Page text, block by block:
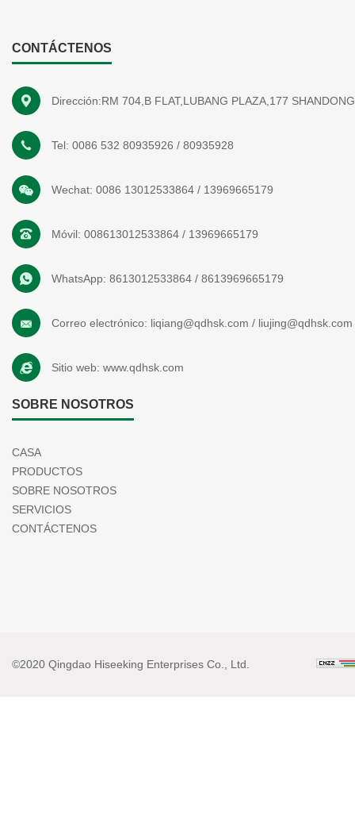
CONTÁCTENOS
Dirección:RM 704,B FLAT,LUBANG PLAZA,177
Tel: 0086 532 80935926 / 80935928
Wechat: 0086 13012533864 / 13969665179
Móvil: 008613012533864 / 13969665179
WhatsApp: 8613012533864 / 8613969665179
Correo electrónico: liqiang@qdhsk.com / liujing@qdhsk.com
Sitio web: www.qdhsk.com
SOBRE NOSOTROS
CASA
PRODUCTOS
SOBRE NOSOTROS
SERVICIOS
CONTÁCTENOS
©2020 Qingdao Hiseeking Enterprises Co., Ltd.